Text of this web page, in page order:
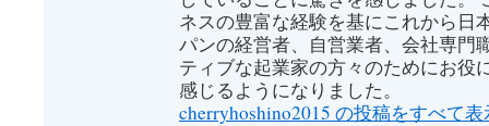
ネスの豊富な経験を基にこれから日
パンの経営者、自営業者、会社専門
ティブな起業家の方々のためにお役
感じるようになりました。
cherryhoshino2015 の投稿をすべて